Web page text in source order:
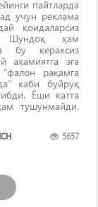
пайтларда
учун реклама
қоидаларсиз
Шундоқ ҳам
бу кераксиз
аҳамиятга эга
рақамга
каби буйруқ
Ёши катта
тушунмайди.
5657